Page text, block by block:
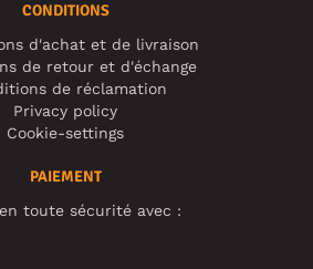
CONDITIONS
d'achat et de livraison
de retour et d'échange
de réclamation
Privacy policy
Cookie-settings
PAIEMENT
toute sécurité avec :